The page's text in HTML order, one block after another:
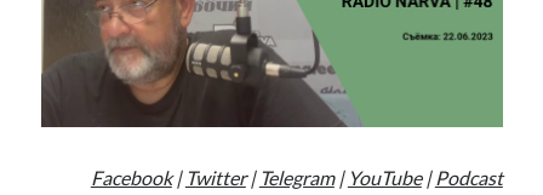
Facebook| Twitter| Telegram| YouTube| Podcast